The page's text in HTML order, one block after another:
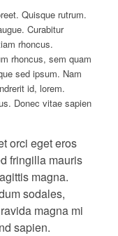
Quisque rutrum.
Curabitur
rhoncus.
rhoncus, sem quam
sed ipsum. Nam
id, lorem.
Donec vitae sapien
orci eget eros
fringilla mauris
magna.
sodales,
magna mi
sapien.